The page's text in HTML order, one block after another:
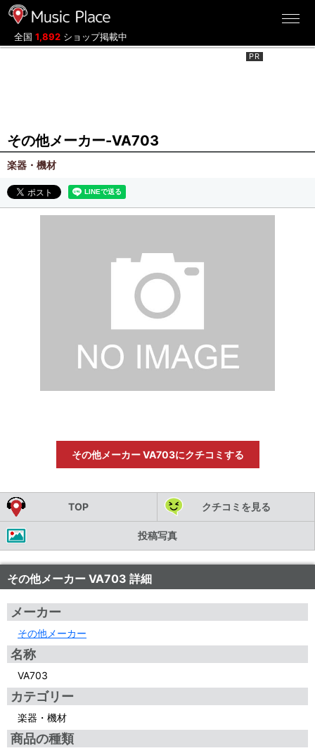
全国 1,892 ショップ掲載中
その他メーカー-VA703
楽器・機材
その他メーカー VA703にクチコミする
TOP クチコミを見る
投稿写真
その他メーカー VA703 詳細
メーカー
その他メーカー
名称
VA703
カテゴリー
楽器・機材
商品の種類